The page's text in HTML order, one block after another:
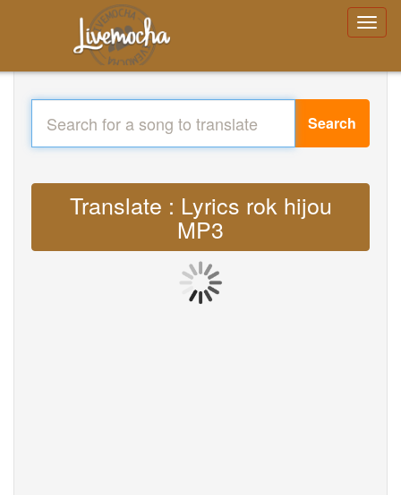
Search
Translate : Lyrics rok hijou
MP3